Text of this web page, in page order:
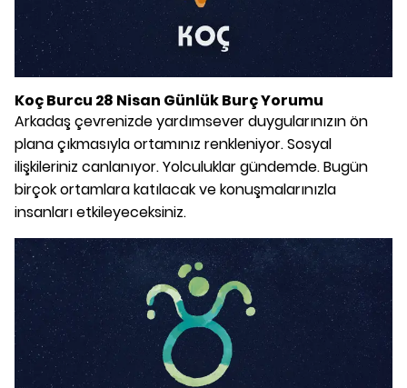
Koç Burcu 28 Nisan Günlük Burç Yorumu
Arkadaş çevrenizde yardımsever duygularınızın ön
plana çıkmasıyla ortamınız renkleniyor. Sosyal
ilişkileriniz canlanıyor. Yolculuklar gündemde. Bugün
birçok ortamlara katılacak ve konuşmalarınızla
insanları etkileyeceksiniz.